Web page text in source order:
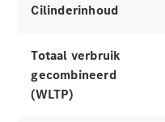
Aanbod
contact met
het Fleet
team
Cilinderinhoud
Totaal verbruik
gecombineerd
(WLTP)